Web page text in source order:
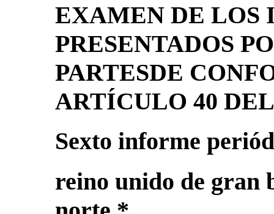
EXAMEN DE LOS
PRESENTADOS
PARTESDE
ARTÍCULO 40
Sexto informe
reino unido de gran